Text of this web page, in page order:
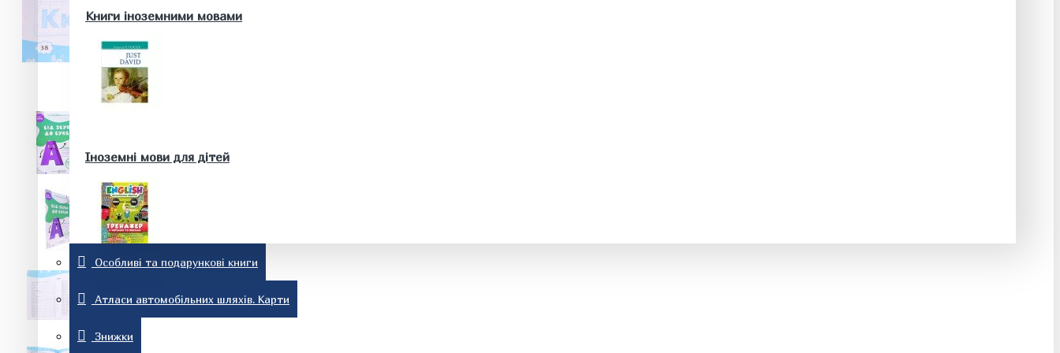
Батькам та майбутнім батькам
Історія
Здоров'я та краса
Домашні тварини. Акваріум
Книги іноземними мовами
Іноземні мови для дітей
Словники та розмовники
Особливі та подарункові книги
Атласи автомобільних шляхів. Карти
Знижки